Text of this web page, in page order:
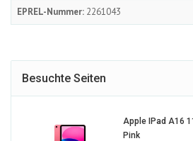
EPREL-Nummer: 2261043
Besuchte Seiten
Apple IPad A16
Pink1857913-